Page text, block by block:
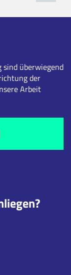
sind überwiegend
der
Arbeit